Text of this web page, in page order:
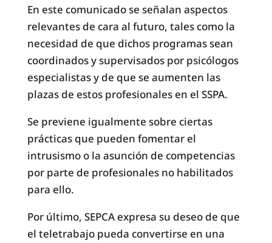
En este comunicado se señalan aspectos
relevantes de cara al futuro, tales como la
necesidad de que dichos programas sean
coordinados y supervisados por psicólogos
especialistas y de que se aumenten las
plazas de estos profesionales en el SSPA.
Se previene igualmente sobre ciertas
prácticas que pueden fomentar el
intrusismo o la asunción de competencias
por parte de profesionales no habilitados
para ello.
Por último, SEPCA expresa su deseo de que
el teletrabajo pueda convertirse en una